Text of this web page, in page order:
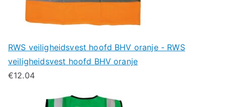
RWS veiligheidsvest hoofd BHV oranje - RWS
veiligheidsvest hoofd BHV oranje
€12.04